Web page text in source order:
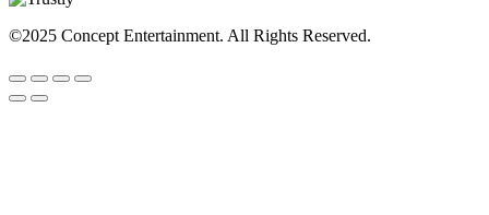
©2025 Concept Entertainment. All Rights Reserved.